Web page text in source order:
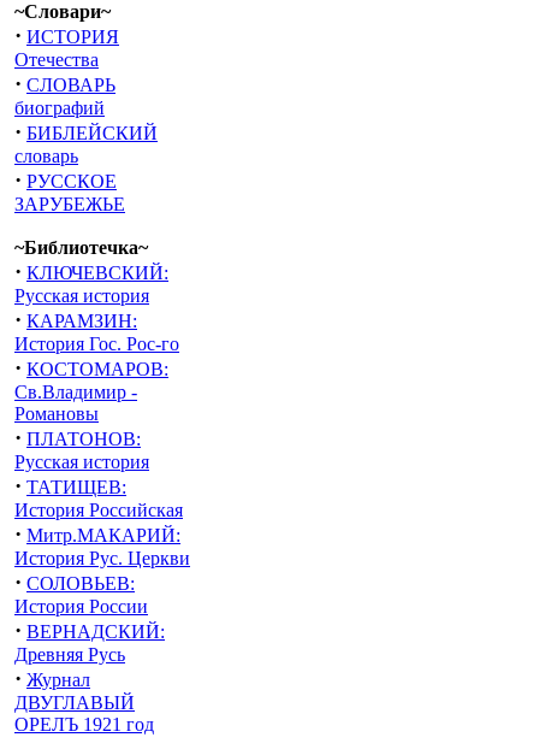
~Словари~
· ИСТОРИЯ
Отечества
· СЛОВАРЬ
биографий
· БИБЛЕЙСКИЙ
словарь
· РУССКОЕ
ЗАРУБЕЖЬЕ
~Библиотечка~
· КЛЮЧЕВСКИЙ:
Русская история
· КАРАМЗИН:
История Гос. Рос-го
· КОСТОМАРОВ:
Св.Владимир -
Романовы
· ПЛАТОНОВ:
Русская история
· ТАТИЩЕВ:
История Российская
· Митр.МАКАРИЙ:
История Рус. Церкви
· СОЛОВЬЕВ:
История России
· ВЕРНАДСКИЙ:
Древняя Русь
· Журнал
ДВУГЛАВЫЙ
ОРЕЛЪ 1921 год